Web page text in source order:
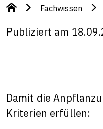
Fachwissen
Publiziert am
Damit die
Kriterien erfüllen: